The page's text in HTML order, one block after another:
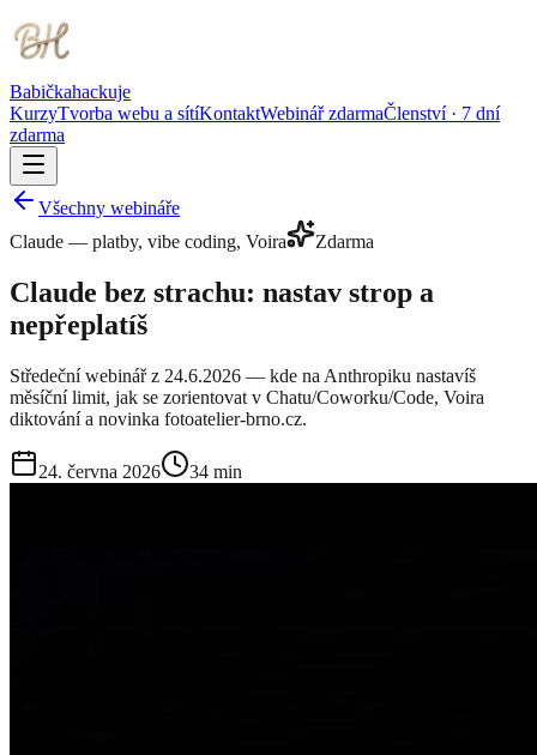
Babičkahackuje
KurzyTvorba webu a sítíKontaktWebinář zdarmaČlenství · 7 dní
zdarma
Všechny webináře
Claude — platby, vibe coding, Voira
Zdarma
Claude bez strachu: nastav strop a
nepřeplatíš
Středeční webinář z 24.6.2026 — kde na Anthropiku nastavíš
měsíční limit, jak se zorientovat v Chatu/Coworku/Code, Voira
diktování a novinka fotoatelier-brno.cz.
24. června 2026 34 min